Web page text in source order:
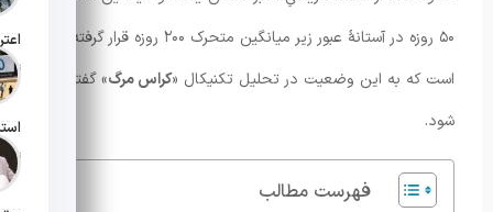
تاریخ
تاریخ
۵۰ روزه در آستانهٔ عبور زیر میانگین متحرک ۲۰۰ روزه قرار گرفته
است که به این وضعیت در تحلیل تکنیکال «کراس مرگ» گفته می
شود.
فهرست مطالب